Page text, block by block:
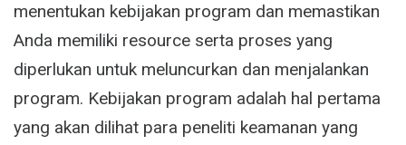
menentukan kebijakan program dan memastikan
Anda memiliki resource serta proses yang
diperlukan untuk meluncurkan dan menjalankan
program. Kebijakan program adalah hal pertama
yang akan dilihat para peneliti keamanan yang